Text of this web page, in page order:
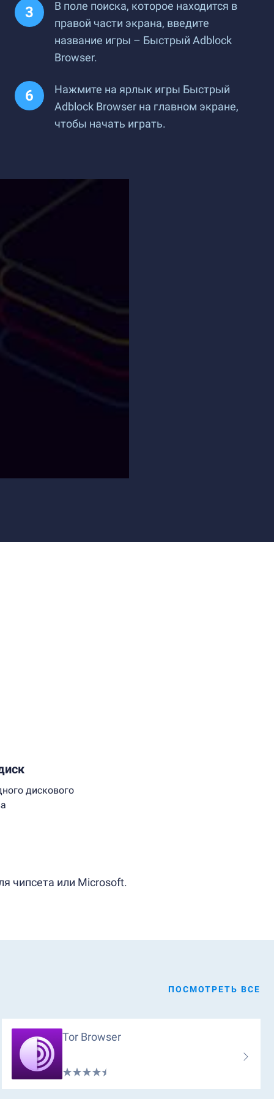
В поле поиска, которое находится в
правой части экрана, введите
название игры – Быстрый Adblock
Browser.
Нажмите на ярлык игры Быстрый
Adblock Browser на главном экране,
чтобы начать играть.
дискового
чипсета или Microsoft.
ПОСМОТРЕТЬ ВСЕ
Tor Browser